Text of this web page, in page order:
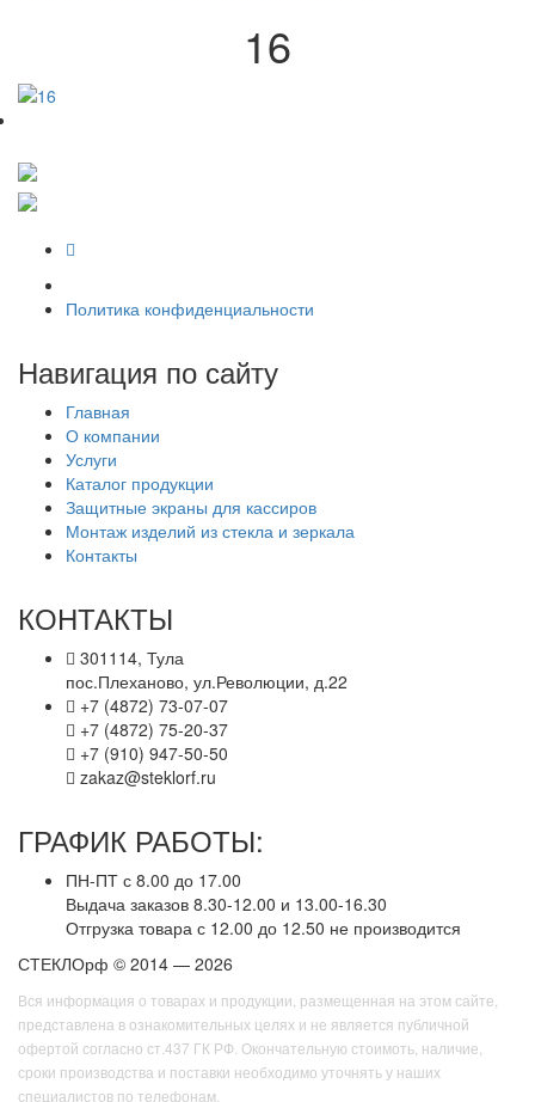
16
Политика конфиденциальности
Навигация по сайту
Главная
О компании
Услуги
Каталог продукции
Защитные экраны для кассиров
Монтаж изделий из стекла и зеркала
Контакты
КОНТАКТЫ
301114, Тула
пос.Плеханово, ул.Революции, д.22
+7 (4872) 73-07-07
+7 (4872) 75-20-37
+7 (910) 947-50-50
zakaz@steklorf.ru
ГРАФИК РАБОТЫ:
ПН-ПТ с 8.00 до 17.00
Выдача заказов 8.30-12.00 и 13.00-16.30
Отгрузка товара с 12.00 до 12.50 не производится
СТЕКЛОрф © 2014 — 2026
Вся информация о товарах и продукции, размещенная на этом сайте,
представлена в ознакомительных целях и не является публичной
офертой согласно ст.437 ГК РФ. Окончательную стоимоть, наличие,
сроки производства и поставки необходимо уточнять у наших
специалистов по телефонам.